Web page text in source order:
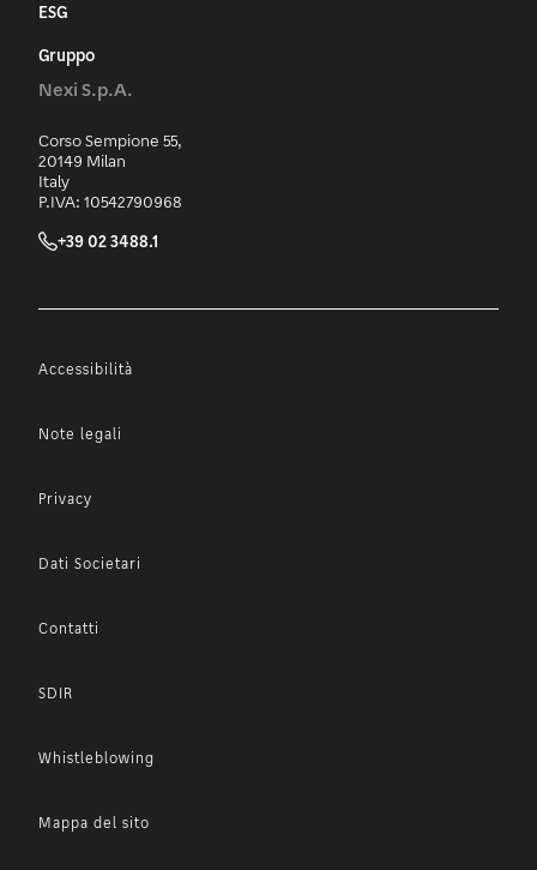
ESG
Gruppo
Nexi S.p.A.
Corso Sempione 55,
20149 Milan
Italy
P.IVA: 10542790968
+39 02 3488.1
Accessibilità
Note legali
Privacy
Dati Societari
Contatti
SDIR
Whistleblowing
Mappa del sito